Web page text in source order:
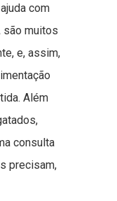
com
são muitos
e, assim,
Além
consulta
precisam,